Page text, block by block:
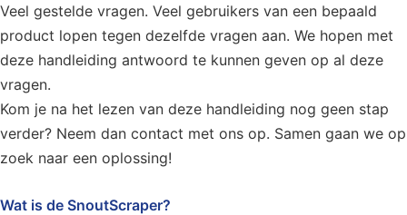
Veel gestelde vragen. Veel gebruikers van een bepaald
product lopen tegen dezelfde vragen aan. We hopen met
deze handleiding antwoord te kunnen geven op al deze
vragen.
Kom je na het lezen van deze handleiding nog geen stap
verder? Neem dan contact met ons op. Samen gaan we op
zoek naar een oplossing!
Wat is de SnoutScraper?